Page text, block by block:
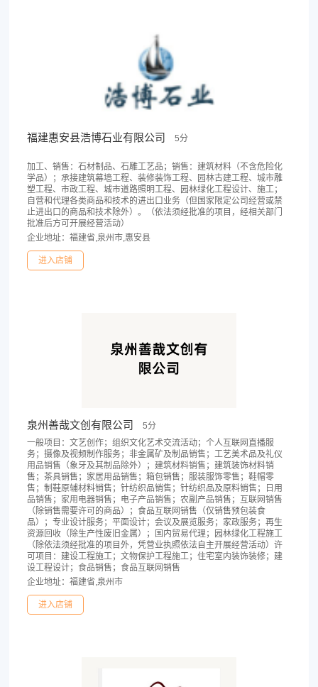
福建惠安县浩博石业有限公司 5分
加工、销售：石材制品、石雕工艺品；销售：建筑材料（不含危险化
学品）；承接建筑幕墙工程、装修装饰工程、园林古建工程、城市雕
塑工程、市政工程、城市道路照明工程、园林绿化工程设计、施工；
自营和代理各类商品和技术的进出口业务（但国家限定公司经营或禁
止进出口的商品和技术除外）。（依法须经批准的项目，经相关部门
批准后方可开展经营活动）
企业地址：福建省,泉州市,惠安县
进入店铺
泉州善哉文创有限公司
5分
一般项目：文艺创作；组织文化艺术交流活动；个人互联网直播服
务；摄像及视频制作服务；非金属矿及制品销售；工艺美术品及礼仪
用品销售（象牙及其制品除外）；建筑材料销售；建筑装饰材料销
售；茶具销售；家居用品销售；箱包销售；服装服饰零售；鞋帽零
售；制鞋原辅材料销售；针纺织品销售；针纺织品及原料销售；日用
品销售；家用电器销售；电子产品销售；农副产品销售；互联网销售
（除销售需要许可的商品）；食品互联网销售（仅销售预包装食
品）；专业设计服务；平面设计；会议及展览服务；家政服务；再生
资源回收（除生产性废旧金属）；国内贸易代理；园林绿化工程施工
（除依法须经批准的项目外，凭营业执照依法自主开展经营活动）许
可项目：建设工程施工；文物保护工程施工；住宅室内装饰装修；建
设工程设计；食品销售；食品互联网销售
企业地址：福建省,泉州市
进入店铺